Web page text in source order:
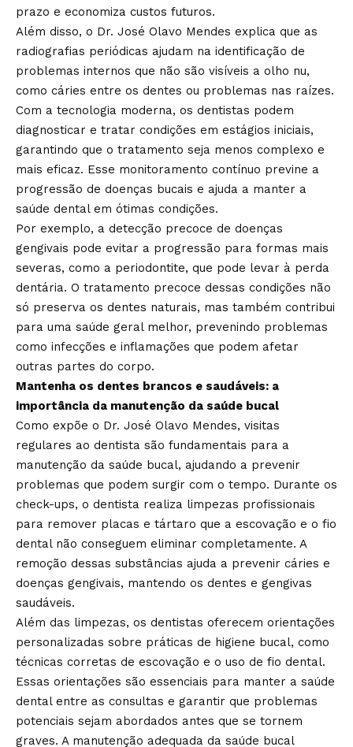
prazo e economiza custos futuros.
Além disso, o Dr. José Olavo Mendes explica que as
radiografias periódicas ajudam na identificação de
problemas internos que não são visíveis a olho nu,
como cáries entre os dentes ou problemas nas raízes.
Com a tecnologia moderna, os dentistas podem
diagnosticar e tratar condições em estágios iniciais,
garantindo que o tratamento seja menos complexo e
mais eficaz. Esse monitoramento contínuo previne a
progressão de doenças bucais e ajuda a manter a
saúde dental em ótimas condições.
Por exemplo, a detecção precoce de doenças
gengivais pode evitar a progressão para formas mais
severas, como a periodontite, que pode levar à perda
dentária. O tratamento precoce dessas condições não
só preserva os dentes naturais, mas também contribui
para uma saúde geral melhor, prevenindo problemas
como infecções e inflamações que podem afetar
outras partes do corpo.
Mantenha os dentes brancos e saudáveis: a
importância da manutenção da saúde bucal
Como expõe o Dr. José Olavo Mendes, visitas
regulares ao dentista são fundamentais para a
manutenção da saúde bucal, ajudando a prevenir
problemas que podem surgir com o tempo. Durante os
check-ups, o dentista realiza limpezas profissionais
para remover placas e tártaro que a escovação e o fio
dental não conseguem eliminar completamente. A
remoção dessas substâncias ajuda a prevenir cáries e
doenças gengivais, mantendo os dentes e gengivas
saudáveis.
Além das limpezas, os dentistas oferecem orientações
personalizadas sobre práticas de higiene bucal, como
técnicas corretas de escovação e o uso de fio dental.
Essas orientações são essenciais para manter a saúde
dental entre as consultas e garantir que problemas
potenciais sejam abordados antes que se tornem
graves. A manutenção adequada da saúde bucal